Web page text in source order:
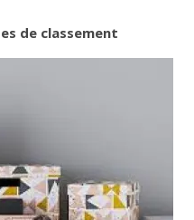
de classement